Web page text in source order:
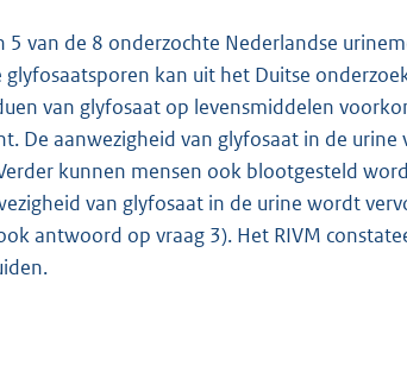
K
b
5 van de 8 onderzochte Nederlandse
glyfosaatsporen kan uit het Duitse
van glyfosaat op levensmiddelen
De aanwezigheid van glyfosaat in de
kunnen mensen ook blootgesteld
van glyfosaat in de urine wordt
antwoord op vraag 3). Het RIVM